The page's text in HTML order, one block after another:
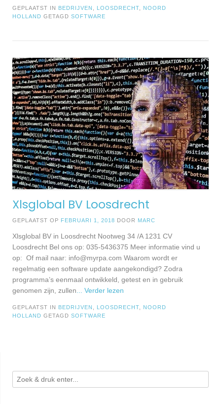
GEPLAATST IN BEDRIJVEN LOOSDRECHT
NOORD
HOLLAND GETAGD SOFTWARE
Xlsglobal BV Loosdrecht
GEPLAATST OP FEBRUARI 1, 2018 DOOR MARC
Xlsglobal BV in Loosdrecht Nootweg 34 /A 1231 CV
Loosdrecht Bel ons op: 035-5436375 Meer informatie vind u
op: Of mail naar: info@myrpa.com Waarom wordt er
regelmatig een software update aangekondigd? Zodra
programma’s eenmaal ontwikkeld, getest en in gebruik
genomen zijn, zullen... Verder lezen
GEPLAATST IN BEDRIJVEN LOOSDRECHT
NOORD
HOLLAND GETAGD SOFTWARE